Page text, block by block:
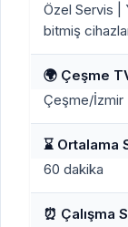
Özel Servis |
bitmiş
🌍 Çeşme
Çeşme/İzmir
⌛ Ortalama
60 dakika
⏰ Çalışma